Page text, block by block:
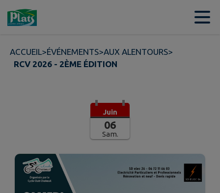
Contenu
ACCUEIL>ÉVÉNEMENTS>AUX ALENTOURS>
RCV 2026 - 2ÈME ÉDITION
Juin
06
Sam.